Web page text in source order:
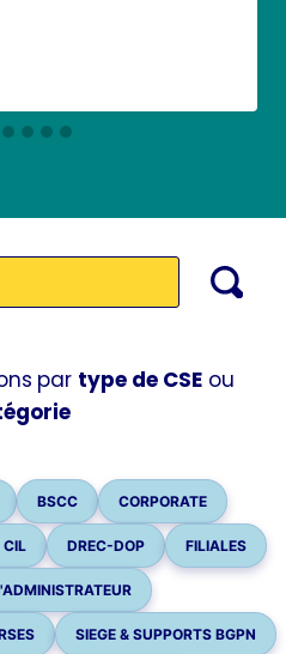
par type de CSE ou
BSCC CORPORATE
CIL DREC-DOP FILIALES
SIEGE & SUPPORTS BGPN